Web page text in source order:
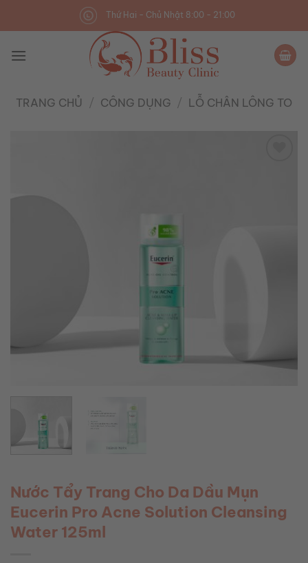
Thứ Hai - Chủ Nhật 8:00 - 21:00
TRANG CHỦ / CÔNG DỤNG / LỖ CHÂN LÔNG TO
Nước Tẩy Trang Cho Da Dầu Mụn
Eucerin Pro Acne Solution Cleansing
Water 125ml